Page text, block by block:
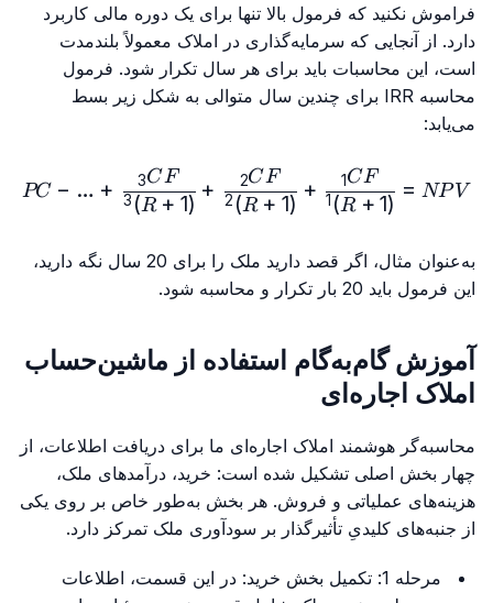
فراموش نکنید که فرمول بالا تنها برای یک دوره مالی کاربرد
دارد. از آنجایی که سرمایه‌گذاری در املاک معمولاً بلندمدت
است، این محاسبات باید برای هر سال تکرار شود. فرمول
محاسبه IRR برای چندین سال متوالی به شکل زیر بسط
می‌یابد:
+ R)^3} + \ldots - PC NPV
=
(
1
+
R
)
1
CF
1
+
(
1
+
R
)
2
CF
2
+
(
1
+
R
)
3
CF
3
+
…
−
PC
به‌عنوان مثال، اگر قصد دارید ملک را برای 20 سال نگه دارید،
این فرمول باید 20 بار تکرار و محاسبه شود.
آموزش گام‌به‌گام استفاده از ماشین‌حساب
املاک اجاره‌ای
محاسبه‌گر هوشمند املاک اجاره‌ای ما برای دریافت اطلاعات، از
چهار بخش اصلی تشکیل شده است: خرید، درآمدهای ملک،
هزینه‌های عملیاتی و فروش. هر بخش به‌طور خاص بر روی یکی
از جنبه‌های کلیدیِ تأثیرگذار بر سودآوری ملک تمرکز دارد.
مرحله 1: تکمیل بخش خرید: در این قسمت، اطلاعات